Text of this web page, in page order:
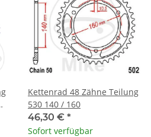
Kettenrad 48 Zähne Teilung
530 140 / 160
46,30 € *
Sofort verfügbar